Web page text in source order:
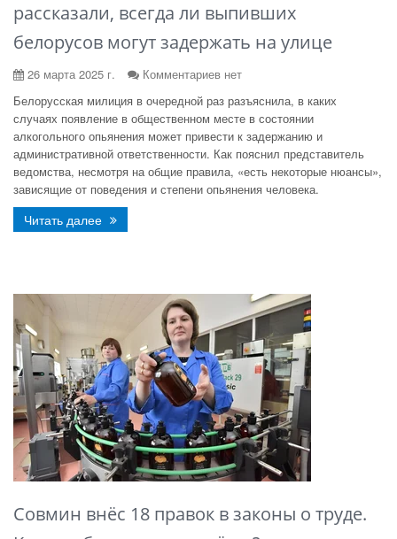
рассказали, всегда ли выпивших
белорусов могут задержать на улице
26 марта 2025 г.
Комментариев нет
Белорусская милиция в очередной раз разъяснила, в каких
случаях появление в общественном месте в состоянии
алкогольного опьянения может привести к задержанию и
административной ответственности. Как пояснил представитель
ведомства, несмотря на общие правила, «есть некоторые нюансы»,
зависящие от поведения и степени опьянения человека.
Читать далее
Совмин внёс 18 правок в законы о труде.